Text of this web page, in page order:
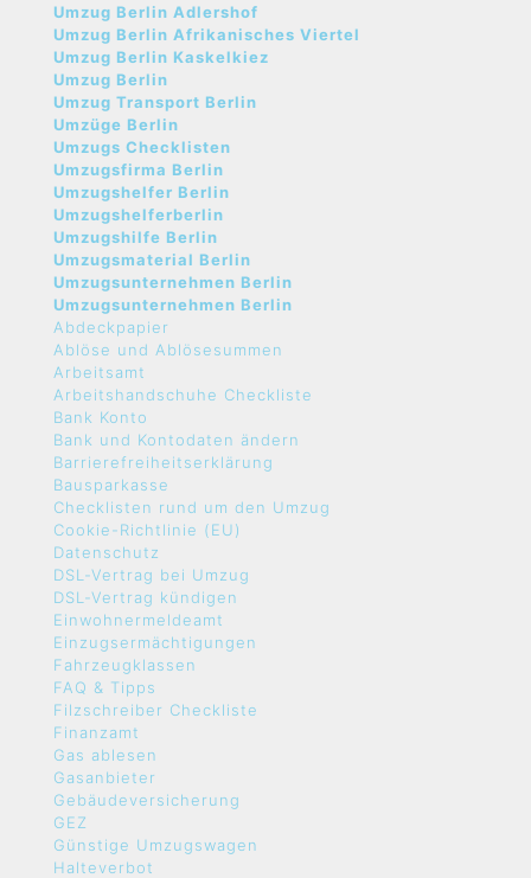
Umzug Berlin Adlershof
Umzug Berlin Afrikanisches Viertel
Umzug Berlin Kaskelkiez
Umzug Berlin
Umzug Transport Berlin
Umzüge Berlin
Umzugs Checklisten
Umzugsfirma Berlin
Umzugshelfer Berlin
Umzugshelferberlin
Umzugshilfe Berlin
Umzugsmaterial Berlin
Umzugsunternehmen Berlin
Umzugsunternehmen Berlin
Abdeckpapier
Ablöse und Ablösesummen
Arbeitsamt
Arbeitshandschuhe Checkliste
Bank Konto
Bank und Kontodaten ändern
Barrierefreiheitserklärung
Bausparkasse
Checklisten rund um den Umzug
Cookie-Richtlinie (EU)
Datenschutz
DSL-Vertrag bei Umzug
DSL-Vertrag kündigen
Einwohnermeldeamt
Einzugsermächtigungen
Fahrzeugklassen
FAQ & Tipps
Filzschreiber Checkliste
Finanzamt
Gas ablesen
Gasanbieter
Gebäudeversicherung
GEZ
Günstige Umzugswagen
Halteverbot